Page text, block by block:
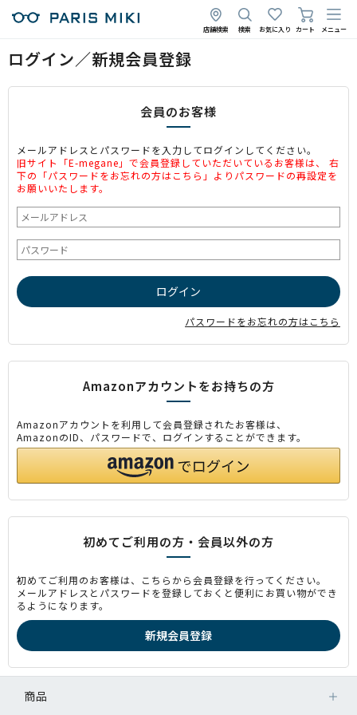
店舗検索 検索 お気に入り カート メニュー
ログイン／新規会員登録
会員のお客様
メールアドレスとパスワードを入力してログインしてください。
旧サイト「E-megane」で会員登録していただいているお客様は、 右
下の「パスワードをお忘れの方はこちら」よりパスワードの再設定を
お願いいたします。
パスワードをお忘れの方はこちら
Amazonアカウントをお持ちの方
Amazonアカウントを利用して会員登録されたお客様は、
AmazonのID、パスワードで、ログインすることができます。
初めてご利用の方・会員以外の方
初めてご利用のお客様は、こちらから会員登録を行ってください。
メールアドレスとパスワードを登録しておくと便利にお買い物ができ
るようになります。
商品